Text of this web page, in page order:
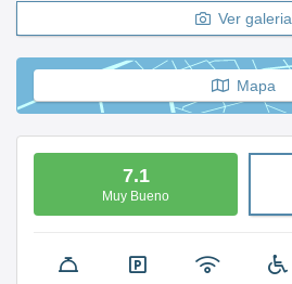
Ver galeria
Mapa
7.1
Muy Bueno